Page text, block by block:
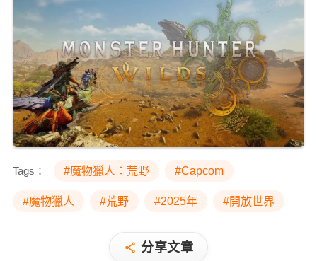
Tags： #魔物獵人：荒野 #Capcom
#魔物獵人 #荒野 #2025年 #開放世界
分享文章